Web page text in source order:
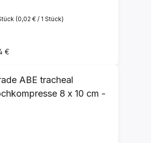
(0,02 € / 1 Stück)
Preis:
€